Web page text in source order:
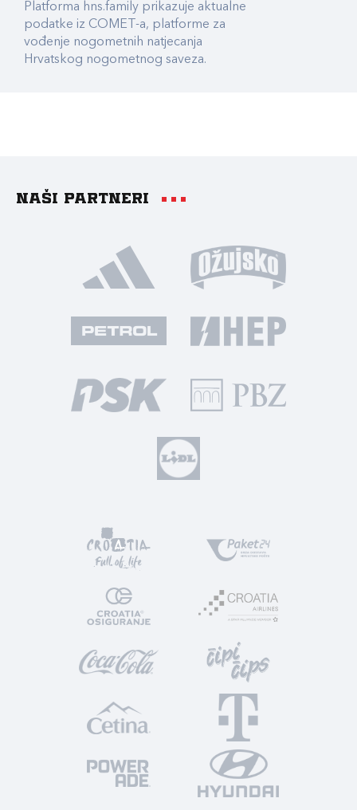
Platforma hns.family prikazuje aktualne
podatke iz COMET-a, platforme za
vođenje nogometnih natjecanja
Hrvatskog nogometnog saveza.
Naši partneri